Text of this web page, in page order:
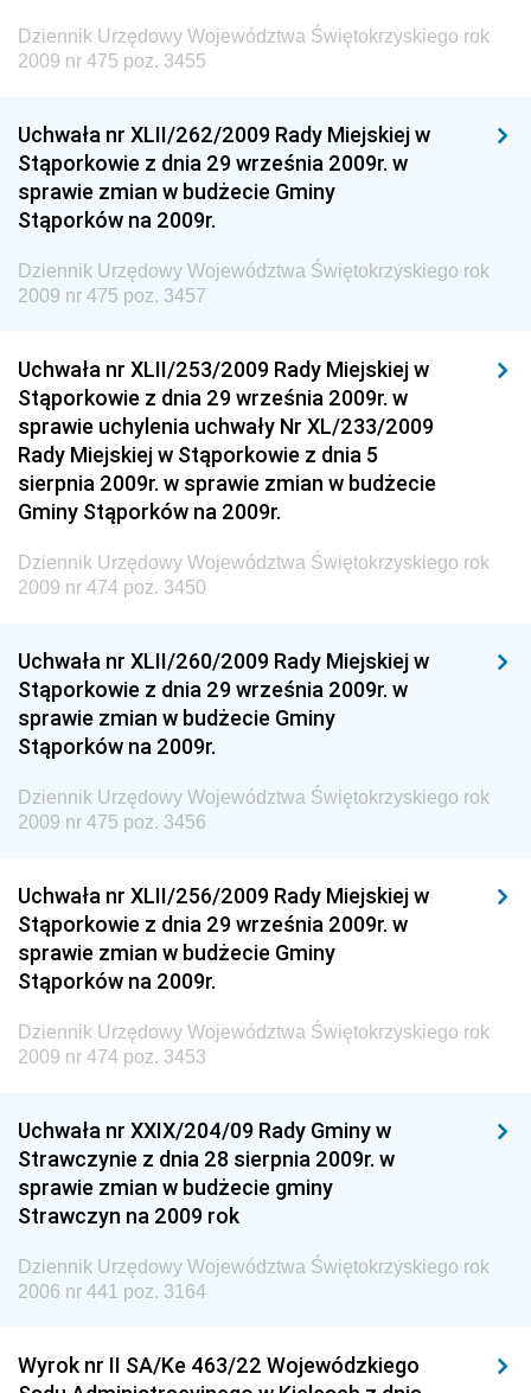
Dziennik Urzędowy Ministra Rozwoju, Pracy i
Dziennik Urzędowy Ministra Kultury, Dziedzictwa
Narodowego i Sportu
Dziennik Urzędowy Ministra Rodziny i Polityki
Społecznej
Dziennik Urzędowy Komendy Głównej Straży
Granicznej
Drogowego
Dziennik Urzędowy Narodowego Banku Polskiego
Dziennik Urzędowy Komendy Głównej Policji
Dziennik Urzędowy Ministra Pracy i Polityki
Społecznej
Dziennik Urzędowy Ministra Transportu, Budownictwa
i Gospodarki Morskiej
Dziennik Urzędowy Ministra Spraw Zagranicznych
Dziennik Urzędowy Centralnego Biura
Antykorupcyjnego
Wewnętrznego
Dziennik Urzędowy Urzędu Patentowego
Dziennik Urzędowy Generalnej Dyrekcji Dróg
Krajowych i Autostrad
Dziennik Urzędowy Ministra Środowiska
Dziennik Urzędowy Ministra Edukacji
Dziennik Urzędowy Ministra Przemysłu
Dziennik Urzędowy Ministra Finansów i Gospodarki
Dziennik Urzędowy Ministra do Spraw Unii
Dziennik Urzędowy Agencji Wywiadu
Dziennik Urzędowy Województwa Świętokrzyskiego rok
2009 nr 475 poz. 3455
Uchwała nr XLII/262/2009 Rady Miejskiej w
Stąporkowie z dnia 29 września 2009r. w
sprawie zmian w budżecie Gminy
Stąporków na 2009r.
Dziennik Urzędowy Województwa Świętokrzyskiego rok
2009 nr 475 poz. 3457
Uchwała nr XLII/253/2009 Rady Miejskiej w
Stąporkowie z dnia 29 września 2009r. w
sprawie uchylenia uchwały Nr XL/233/2009
Rady Miejskiej w Stąporkowie z dnia 5
sierpnia 2009r. w sprawie zmian w budżecie
Gminy Stąporków na 2009r.
Dziennik Urzędowy Województwa Świętokrzyskiego rok
2009 nr 474 poz. 3450
Uchwała nr XLII/260/2009 Rady Miejskiej w
Stąporkowie z dnia 29 września 2009r. w
sprawie zmian w budżecie Gminy
Stąporków na 2009r.
Dziennik Urzędowy Województwa Świętokrzyskiego rok
2009 nr 475 poz. 3456
Uchwała nr XLII/256/2009 Rady Miejskiej w
Stąporkowie z dnia 29 września 2009r. w
sprawie zmian w budżecie Gminy
Stąporków na 2009r.
Dziennik Urzędowy Województwa Świętokrzyskiego rok
2009 nr 474 poz. 3453
Uchwała nr XXIX/204/09 Rady Gminy w
Strawczynie z dnia 28 sierpnia 2009r. w
sprawie zmian w budżecie gminy
Strawczyn na 2009 rok
Dziennik Urzędowy Województwa Świętokrzyskiego rok
2006 nr 441 poz. 3164
Wyrok nr II SA/Ke 463/22 Wojewódzkiego